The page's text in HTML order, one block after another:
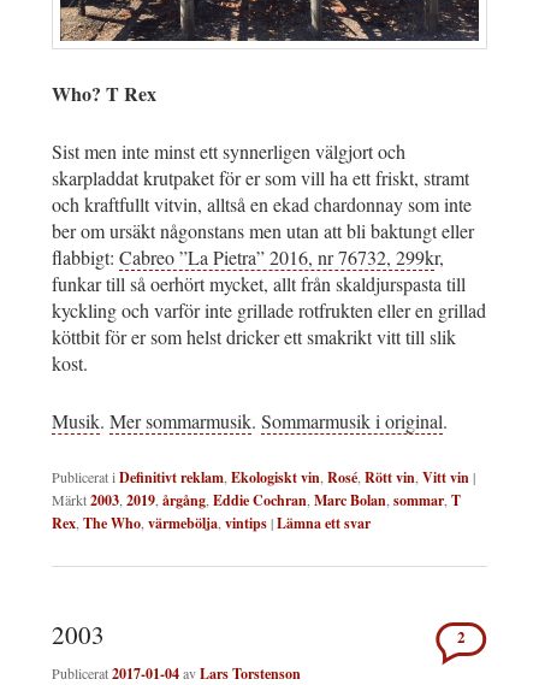
Who? T Rex
Sist men inte minst ett synnerligen välgjort och
skarpladdat krutpaket för er som vill ha ett friskt, stramt
och kraftfullt vitvin, alltså en ekad chardonnay som inte
ber om ursäkt någonstans men utan att bli baktungt eller
flabbigt: Cabreo ”La Pietra” 2016, nr 76732, 299kr,
funkar till så oerhört mycket, allt från skaldjurspasta till
kyckling och varför inte grillade rotfrukten eller en grillad
köttbit för er som helst dricker ett smakrikt vitt till slik
kost.
Musik. Mer sommarmusik. Sommarmusik i original.
Publicerat iDefinitivt reklam,Ekologiskt vin,Rosé,Rött vin,Vitt vin|
Märkt2003,2019,årgång,Eddie Cochran,Marc Bolan,sommar,T
Rex,The Who,värmebölja,vintips|Lämna ett svar
2003
Publicerat2017-01-04avLars Torstenson
2